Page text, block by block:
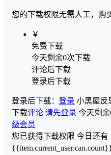
您的下载权限无需人工，购
￥
免费下载
今天剩余0次下载
评论后下载
登录后下载
登录后下载： 登录 小黑屋反
下载评论 请先登录 今天剩
级会员
您已获得下载权限 今日还有